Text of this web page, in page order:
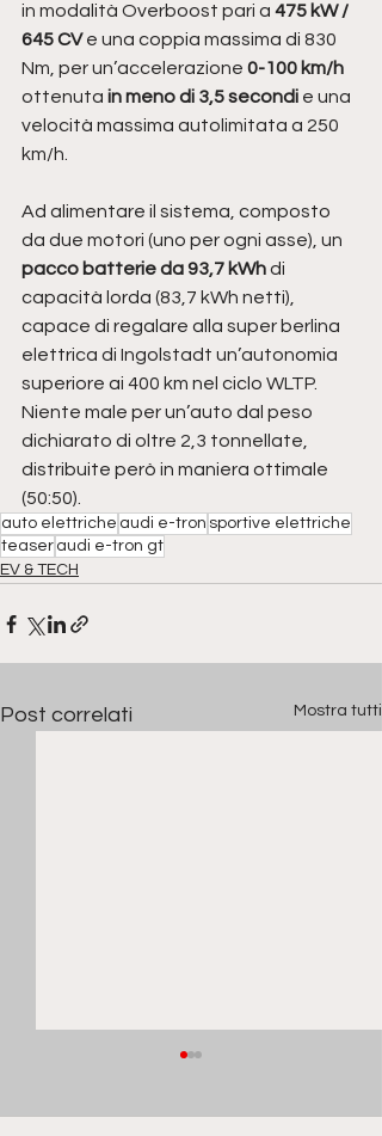
in modalità Overboost pari a 475 kW /
645 CV e una coppia massima di 830
Nm, per un’accelerazione 0-100 km/h
ottenuta in meno di 3,5 secondi e una
velocità massima autolimitata a 250
km/h.
Ad alimentare il sistema, composto
da due motori (uno per ogni asse), un
pacco batterie da 93,7 kWh di
capacità lorda (83,7 kWh netti),
capace di regalare alla super berlina
elettrica di Ingolstadt un’autonomia
superiore ai 400 km nel ciclo WLTP.
Niente male per un’auto dal peso
dichiarato di oltre 2,3 tonnellate,
distribuite però in maniera ottimale
(50:50).
auto elettriche audi e-tron sportive elettriche
teaser audi e-tron gt
EV & TECH
Post correlati Mostra tutti